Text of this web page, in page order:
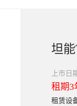
坦
上市日
租期3
租赁设